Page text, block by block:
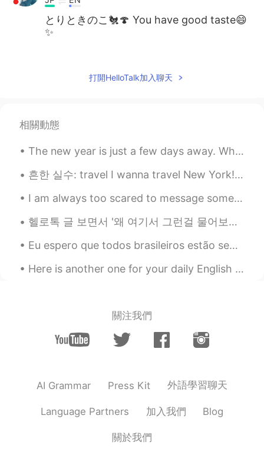
とりときのこ🐔🍄 You have good taste😄
✨
Mish • ミッシュ • 미시
good. It made me happy.
Akira Yamazaki 2019.03.31 12:56
EN FRJPKR
Mish • ミッシュ • 미시
FRJP
@yurieThanks! 🐔🍄
JP EN
美味しそう😍食べてみたいです☺️
打開HelloTalk加入聊天
相關動態
The new year is just a few days away. What is your number one New Years resolution for 2021? I wa...
흔한 실수: travel I wanna travel New York! ❌ I wanna travel to New York! 👍 I wanna visit New York! 👍...
I am always too scared to message someone even if I am interested in them or want to be friends w...
헬로톡 글 보면서 '왜 여기서 그런걸 물어보지? 검색하면 되지 않아?'라고 생각해보신 적 있나요? 전 그래도 이해해요 그런 걸 검색하는 것도 스킬이기 때문에요 제가 작년에...
Eu espero que todos brasileiros estão seguindo os regulamentos pra ficar em casa e manter o dista...
Here is another one for your daily English skills. It has all levels and it’s free. Happy learnin...
關注我們
AI Grammar Press Kit 外語學習聊天
Language Partners 加入我們 Blog
關於我們